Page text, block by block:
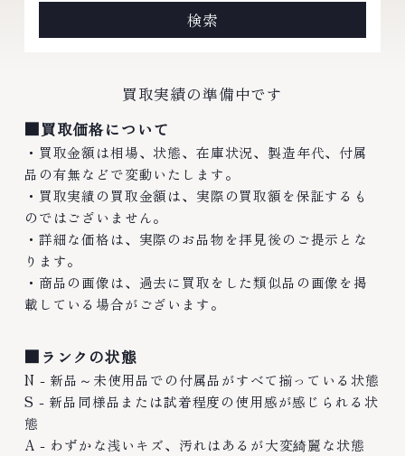
買取実績の準備中です
■買取価格について
・買取金額は相場、状態、在庫状況、製造年代、付属
品の有無などで変動いたします。
・買取実績の買取金額は、実際の買取額を保証するも
のではございません。
・詳細な価格は、実際のお品物を拝見後のご提示とな
ります。
・商品の画像は、過去に買取をした類似品の画像を掲
載している場合がございます。
■ランクの状態
N - 新品～未使用品での付属品がすべて揃っている状態
S - 新品同様品または試着程度の使用感が感じられる状
態
A - わずかな浅いキズ、汚れはあるが大変綺麗な状態